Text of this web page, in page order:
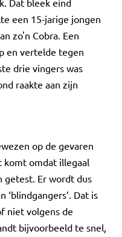
Dat bleek eind
een 15-jarige jongen
zo'n Cobra. Een
en vertelde tegen
drie vingers was
raakte aan zijn
op de gevaren
komt omdat illegaal
Er wordt dus
‘blindgangers’. Dat is
niet volgens de
bijvoorbeeld te snel,